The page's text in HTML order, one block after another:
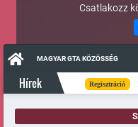
Csatlakozz
MAGYAR GTA KÖZÖSSÉG
Hírek Regisztráció